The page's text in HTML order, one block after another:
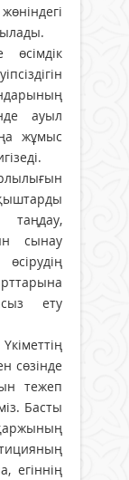
ауыл
жұмыс
таңдау,
сынау
ету
сөзінде
тежеп
Басты
егіннің